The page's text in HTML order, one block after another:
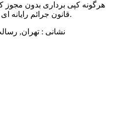
قانون جرائم رایانه ای بوده و پیگرد قانونی خواهد داشت.
نشانی : تهران, رسالت,